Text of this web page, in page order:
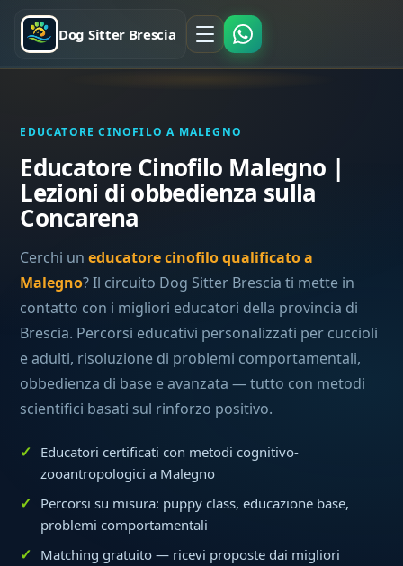
Dog Sitter Brescia
EDUCATORE CINOFILO A MALEGNO
Educatore Cinofilo Malegno |
Lezioni di obbedienza sulla
Concarena
Cerchi uneducatore cinofilo qualificato a
Malegno? Il circuito Dog Sitter Brescia ti mette in
contatto con i migliori educatori della provincia di
Brescia. Percorsi educativi personalizzati per cuccioli
e adulti, risoluzione di problemi comportamentali,
obbedienza di base e avanzata — tutto con metodi
scientifici basati sul rinforzo positivo.
Educatori certificati con metodi cognitivo-
zooantropologici a Malegno
Percorsi su misura: puppy class, educazione base,
problemi comportamentali
Matching gratuito — ricevi proposte dai migliori